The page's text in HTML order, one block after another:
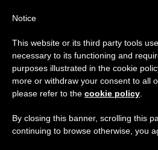
DICASTERI,PAPI
Notice
This website or its third party tools
necessary to its functioning and
purposes illustrated in the cookie
more or withdraw your consent to all
please refer to the cookie policy
By closing this banner, scrolling this
continuing to browse otherwise, you